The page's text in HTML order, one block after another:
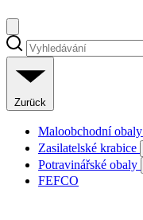
Zurück
Maloobchodní obaly
Zasilatelské krabice
Potravinářské obaly
FEFCO